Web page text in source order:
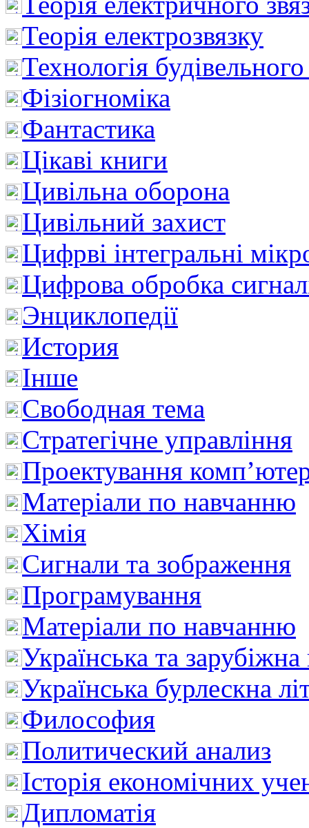
Теорія електрозвязку
Технологія
Фізіогноміка
Фантастика
Цікаві книги
Цивільна оборона
Цивільний захист
Цифрві інтегральні
Цифрова обробка
Энциклопедії
История
Інше
Свободная тема
Стратегічне управління
Проектування
Матеріали по навчанню
Хімія
Сигнали та зображення
Програмування
Матеріали по навчанню
Українська та зарубіжна
Українська бурлескна
Философия
Политический анализ
Історія економічних
Дипломатія